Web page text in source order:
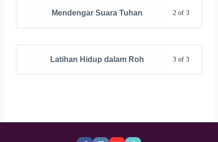
2 of 3
Mendengar Suara Tuhan
3 of 3
Latihan Hidup dalam Roh